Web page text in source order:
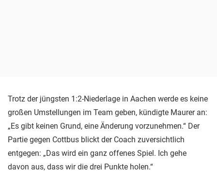
Trotz der jüngsten 1:2-Niederlage in Aachen werde es keine
großen Umstellungen im Team geben, kündigte Maurer an:
„Es gibt keinen Grund, eine Änderung vorzunehmen.“ Der
Partie gegen Cottbus blickt der Coach zuversichtlich
entgegen: „Das wird ein ganz offenes Spiel. Ich gehe
davon aus, dass wir die drei Punkte holen.“